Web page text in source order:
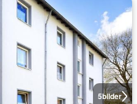
5bilder